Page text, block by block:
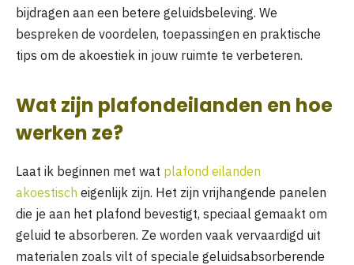
bijdragen aan een betere geluidsbeleving. We
bespreken de voordelen, toepassingen en praktische
tips om de akoestiek in jouw ruimte te verbeteren.
Wat zijn plafondeilanden en hoe
werken ze?
Laat ik beginnen met wat plafond eilanden
akoestisch eigenlijk zijn. Het zijn vrijhangende panelen
die je aan het plafond bevestigt, speciaal gemaakt om
geluid te absorberen. Ze worden vaak vervaardigd uit
materialen zoals vilt of speciale geluidsabsorberende